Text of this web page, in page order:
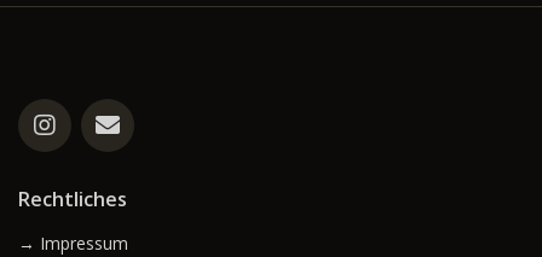
Rechtliches
→ Impressum